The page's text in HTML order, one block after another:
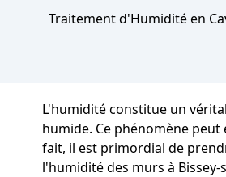
Traitement d'Humidité en
L'humidité constitue un
humide. Ce phénomène
fait, il est primordial de
l'humidité des murs à